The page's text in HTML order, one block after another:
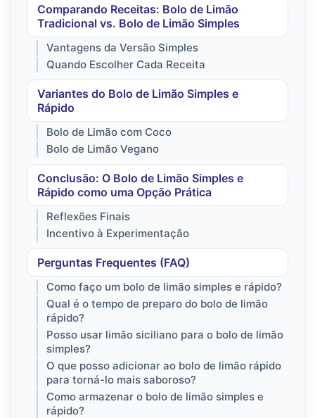
Comparando Receitas: Bolo de Limão
Tradicional vs. Bolo de Limão Simples
Vantagens da Versão Simples
Quando Escolher Cada Receita
Variantes do Bolo de Limão Simples e
Rápido
Bolo de Limão com Coco
Bolo de Limão Vegano
Conclusão: O Bolo de Limão Simples e
Rápido como uma Opção Prática
Reflexões Finais
Incentivo à Experimentação
Perguntas Frequentes (FAQ)
Como faço um bolo de limão simples e rápido?
Qual é o tempo de preparo do bolo de limão
rápido?
Posso usar limão siciliano para o bolo de limão
simples?
O que posso adicionar ao bolo de limão rápido
para torná-lo mais saboroso?
Como armazenar o bolo de limão simples e
rápido?